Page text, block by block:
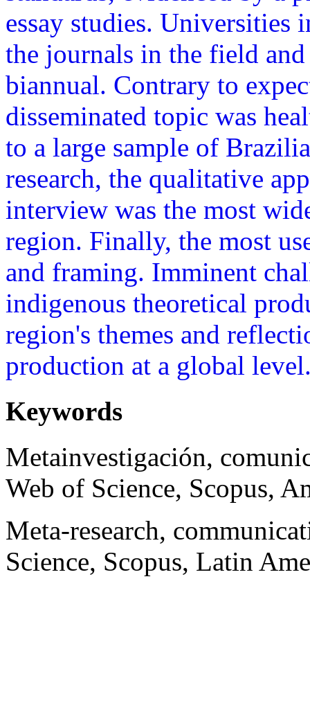
essay studies. Universities
the journals in the field
biannual. Contrary to
disseminated topic was
to a large sample of
research, the qualitative
interview was the most
region. Finally, the most
and framing. Imminent
indigenous theoretical
region's themes and
production at a global
Keywords
Metainvestigación,
Web of Science, Scopus,
Meta-research,
Science, Scopus, Latin